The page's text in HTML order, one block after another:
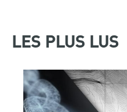
LES PLUS LUS